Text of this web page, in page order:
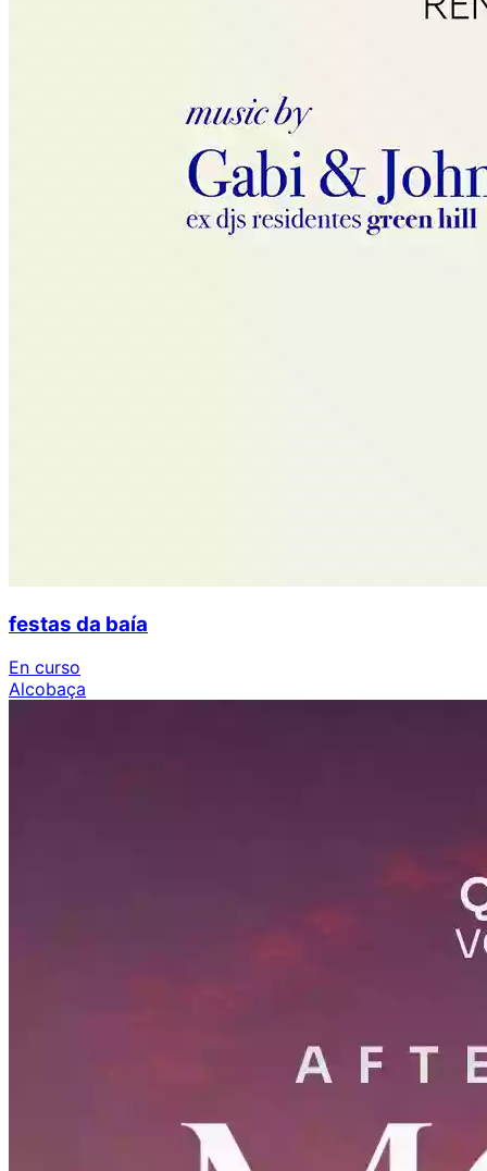
festas da baía
En curso
Alcobaça